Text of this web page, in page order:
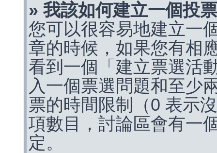
» 我該如何建立一個投
您可以很容易地建立一
章的時候，如果您有相
看到一個「建立票選活
入一個票選問題和至少
票的時間限制（0 表示
項數目，討論區會有一
定。